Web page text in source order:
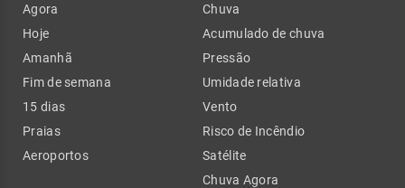
Agora
Hoje
Amanhã
Fim de semana
15 dias
Praias
Aeroportos
Chuva
Acumulado de chuva
Pressão
Umidade relativa
Vento
Risco de Incêndio
Satélite
Chuva Agora